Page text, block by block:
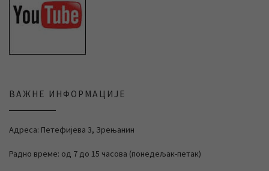
ВАЖНЕ ИНФОРМАЦИЈЕ
Адреса: Петефијева 3, Зрењанин
Радно време: од 7 до 15 часова (понедељак-петак)